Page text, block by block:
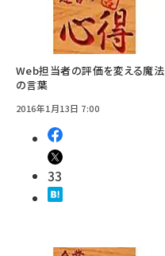
Web担当者の評価を変える魔法
の言葉
2016年1月13日 7:00
33